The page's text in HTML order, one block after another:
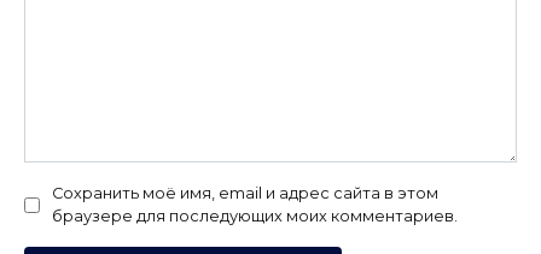
Сохранить моё имя, email и адрес сайта в этом
браузере для последующих моих комментариев.